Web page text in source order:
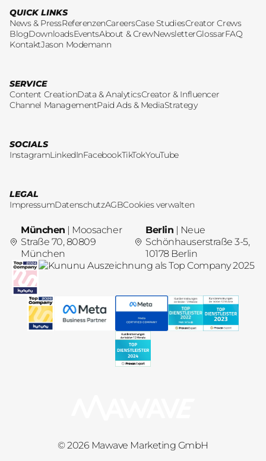
QUICK LINKS
News & PressReferenzenCareersCase StudiesCreator Crews
BlogDownloadsEventsAbout & CrewNewsletterGlossarFAQ
KontaktJason Modemann
SERVICE
Content CreationData & AnalyticsCreator & Influencer
Channel ManagementPaid Ads & MediaStrategy
SOCIALS
InstagramLinkedInFacebookTikTokYouTube
LEGAL
ImpressumDatenschutzAGBCookies verwalten
München | Moosacher
Straße 70, 80809
München
Berlin | Neue
Schönhauserstraße 3-5,
10178 Berlin
© 2026 Mawave Marketing GmbH